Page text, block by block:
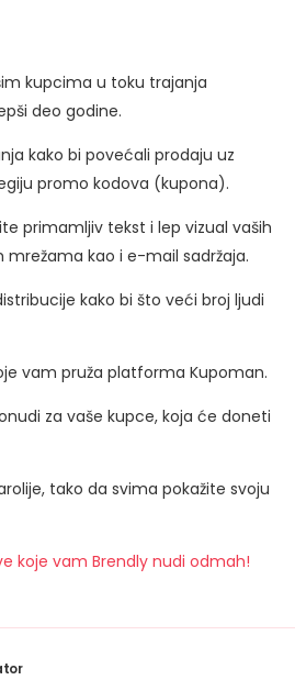
kupcima u toku trajanja
deo godine.
kako bi povećali prodaju uz
promo kodova (kupona).
primamljiv tekst i lep vizual vaših
kao i e-mail sadržaja.
kako bi što veći broj ljudi
vam pruža platforma Kupoman.
za vaše kupce, koja će doneti
tako da svima pokažite svoju
koje vam Brendly nudi odmah!